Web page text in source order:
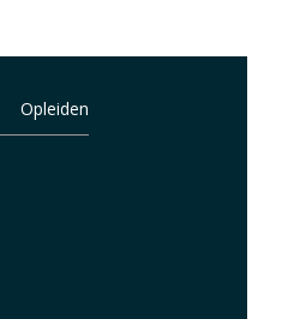
Opleiden